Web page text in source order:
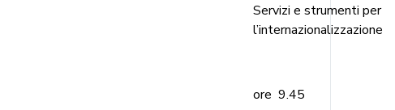
Servizi e strumenti per
l’internazionalizzazione
ore 9.45